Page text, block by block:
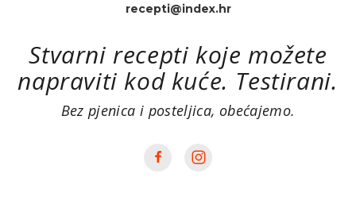
recepti@index.hr
Stvarni recepti koje možete
napraviti kod kuće. Testirani.
Bez pjenica i posteljica, obećajemo.